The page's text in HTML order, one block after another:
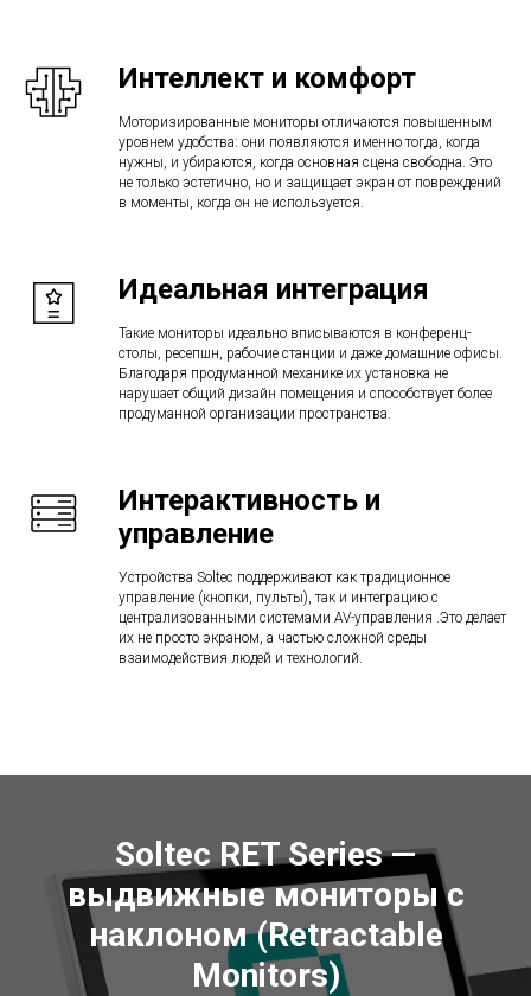
Интеллект и комфорт
Моторизированные мониторы отличаются повышенным
уровнем удобства: они появляются именно тогда, когда
нужны, и убираются, когда основная сцена свободна. Это
не только эстетично, но и защищает экран от повреждений
в моменты, когда он не используется.
Идеальная интеграция
Такие мониторы идеально вписываются в конференц-
столы, ресепшн, рабочие станции и даже домашние офисы.
Благодаря продуманной механике их установка не
нарушает общий дизайн помещения и способствует более
продуманной организации пространства.
Интерактивность и
управление
Устройства Soltec поддерживают как традиционное
управление (кнопки, пульты), так и интеграцию с
централизованными системами AV-управления .Это делает
их не просто экраном, а частью сложной среды
взаимодействия людей и технологий.
Soltec RET Series —
выдвижные мониторы с
наклоном (Retractable
Monitors)